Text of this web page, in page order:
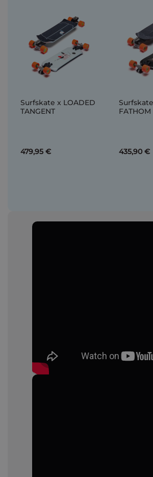
Surfskate x LOADED
TANGENT
479,95 €
FATHOM
435,90 €